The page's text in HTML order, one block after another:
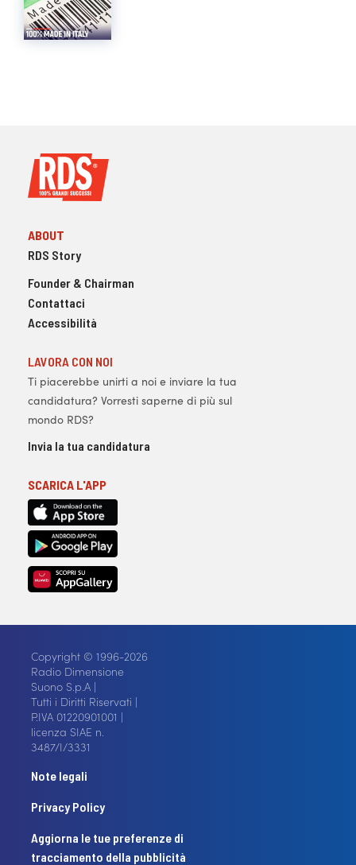
ABOUT
RDS Story
Founder & Chairman
Contattaci
Accessibilità
LAVORA CON NOI
Ti piacerebbe unirti a noi e inviare la tua
candidatura? Vorresti saperne di più sul
mondo RDS?
Invia la tua candidatura
SCARICA L'APP
Copyright © 1996-2026
Radio Dimensione
Suono S.p.A |
Tutti i Diritti Riservati |
P.IVA 01220901001 |
licenza SIAE n.
3487/I/3331
Note legali
Privacy Policy
Aggiorna le tue preferenze di
tracciamento della pubblicità